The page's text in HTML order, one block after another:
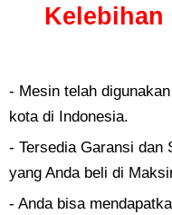
Kelebihan
- Mesin telah
kota di Indonesia.
- Tersedia Garansi dan
yang Anda beli di
- Anda bisa